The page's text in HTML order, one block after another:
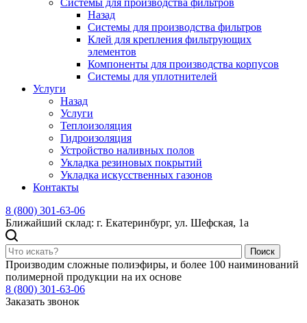
Системы для производства фильтров
Назад
Системы для производства фильтров
Клей для крепления фильтрующих
элементов
Компоненты для производства корпусов
Системы для уплотнителей
Услуги
Назад
Услуги
Теплоизоляция
Гидроизоляция
Устройство наливных полов
Укладка резиновых покрытий
Укладка искусственных газонов
Контакты
8 (800) 301-63-06
Ближайший склад: г. Екатеринбург, ул. Шефская, 1а
Поиск
Производим сложные полиэфиры, и более 100 наиминований
полимерной продукции на их основе
8 (800) 301-63-06
Заказать звонок